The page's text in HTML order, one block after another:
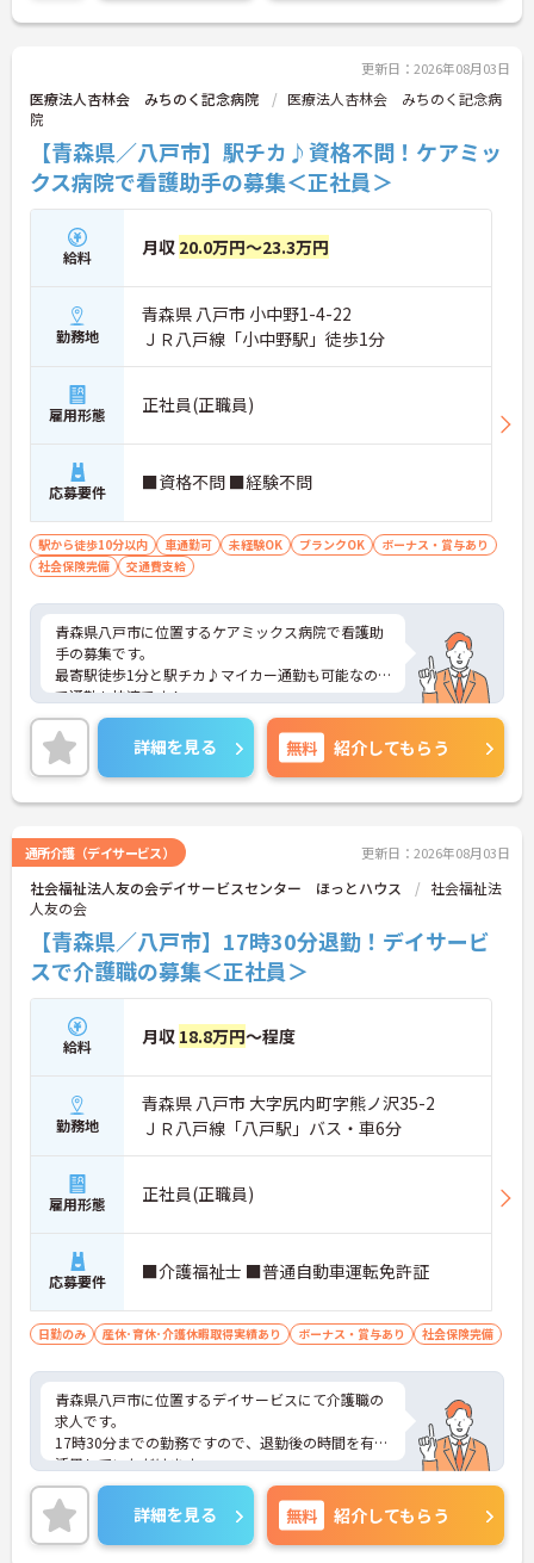
い！
更新日：2026年08月03日
医療法人杏林会 みちのく記念病院
医療法人杏林会 みちのく記念病
院
【青森県／八戸市】駅チカ♪資格不問！ケアミッ
クス病院で看護助手の募集＜正社員＞
給料 月収 20.0万円～23.3万円
勤務地
青森県 八戸市 小中野1-4-22
ＪＲ八戸線「小中野駅」徒歩1分
雇用形態 正社員(正職員)
応募要件 ■資格不問 ■経験不問
駅から徒歩10分以内 車通勤可 未経験OK ブランクOK
ボーナス・賞与あり
社会保険完備
交通費支給
青森県八戸市に位置するケアミックス病院で看護助
手の募集です。
最寄駅徒歩1分と駅チカ♪マイカー通勤も可能なの
で通勤も快適です！
また、残業なしなので身体に負担なくご就業いただ
けます♪
ご興味のある方はご面接のポイントお伝えしますの
でご気軽にお問い合わせください。
詳細を見る 無料 紹介してもらう
通所介護（デイサービス） 更新日：2026年08月03日
社会福祉法人友の会デイサービスセンター ほっとハウス
社会福祉法
人友の会
【青森県／八戸市】17時30分退勤！デイサービ
スで介護職の募集＜正社員＞
給料 月収 18.8万円～程度
勤務地
青森県 八戸市 大字尻内町字熊ノ沢35-2
ＪＲ八戸線「八戸駅」バス・車6分
雇用形態 正社員(正職員)
応募要件 ■介護福祉士 ■普通自動車運転免許証
日勤のみ 産休･育休･介護休暇取得実績あり ボーナス・賞与あり 社会保険完備
青森県八戸市に位置するデイサービスにて介護職の
求人です。
17時30分までの勤務ですので、退勤後の時間を有効
活用していただけます。
お買い物や家事、趣味などプライベートも充実させ
ることができますよ◎
ご興味のある方には、面接対策ポイントなど、さら
に詳細をご案内しますのでお気軽にご相談くださ
詳細を見る 無料 紹介してもらう